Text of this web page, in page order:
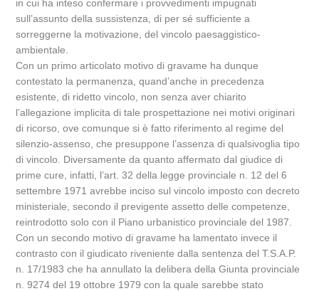
in cui ha inteso confermare i provvedimenti impugnati
sull’assunto della sussistenza, di per sé sufficiente a
sorreggerne la motivazione, del vincolo paesaggistico-
ambientale.
Con un primo articolato motivo di gravame ha dunque
contestato la permanenza, quand’anche in precedenza
esistente, di ridetto vincolo, non senza aver chiarito
l’allegazione implicita di tale prospettazione nei motivi originari
di ricorso, ove comunque si è fatto riferimento al regime del
silenzio-assenso, che presuppone l’assenza di qualsivoglia tipo
di vincolo. Diversamente da quanto affermato dal giudice di
prime cure, infatti, l’art. 32 della legge provinciale n. 12 del 6
settembre 1971 avrebbe inciso sul vincolo imposto con decreto
ministeriale, secondo il previgente assetto delle competenze,
reintrodotto solo con il Piano urbanistico provinciale del 1987.
Con un secondo motivo di gravame ha lamentato invece il
contrasto con il giudicato riveniente dalla sentenza del T.S.A.P.
n. 17/1983 che ha annullato la delibera della Giunta provinciale
n. 9274 del 19 ottobre 1979 con la quale sarebbe stato